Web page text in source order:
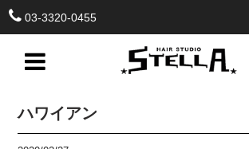
03-3320-0455
ハワイアン